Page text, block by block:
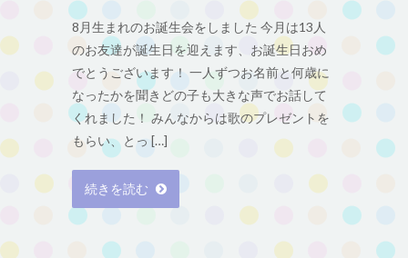
8月生まれのお誕生会をしました 今月は13人
のお友達が誕生日を迎えます、お誕生日おめ
でとうございます！ 一人ずつお名前と何歳に
なったかを聞きどの子も大きな声でお話して
くれました！ みんなからは歌のプレゼントを
もらい、とっ […]
続きを読む